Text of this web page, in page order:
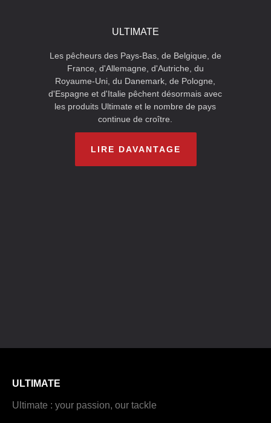
ULTIMATE
Les pêcheurs des Pays-Bas, de Belgique, de
France, d'Allemagne, d'Autriche, du
Royaume-Uni, du Danemark, de Pologne,
d'Espagne et d'Italie pêchent désormais avec
les produits Ultimate et le nombre de pays
continue de croître.
LIRE DAVANTAGE
ULTIMATE
Ultimate : your passion, our tackle